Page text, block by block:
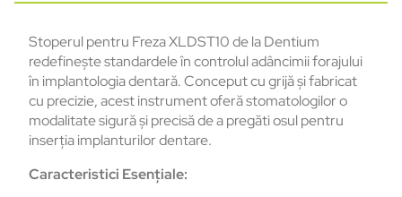
Stoperul pentru Freza XLDST10 de la Dentium
redefinește standardele în controlul adâncimii forajului
în implantologia dentară. Conceput cu grijă și fabricat
cu precizie, acest instrument oferă stomatologilor o
modalitate sigură și precisă de a pregăti osul pentru
inserția implanturilor dentare.
Caracteristici Esențiale: